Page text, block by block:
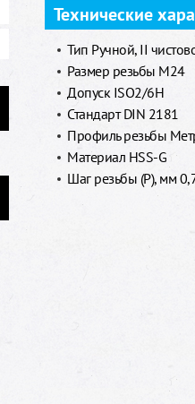
Технические
Тип Ручной, II
Размер резьбы M24
Допуск ISO2/6H
Стандарт DIN 2181
Профиль резьбы
Материал HSS-G
Шаг резьбы (P), мм